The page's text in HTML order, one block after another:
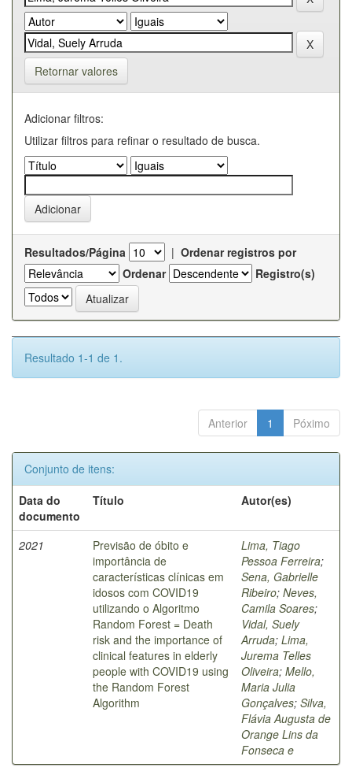
Retornar valores
Adicionar filtros:
Utilizar filtros para refinar o resultado de busca.
Resultados/Página | Ordenar registros por
Ordenar
Registro(s)
Resultado 1-1 de 1.
Anterior 1 Póximo
Conjunto de itens:
Data do
documento
Título Autor(es)
2021
Previsão de óbito e
importância de
características clínicas em
idosos com COVID19
utilizando o Algoritmo
Random Forest = Death
risk and the importance of
clinical features in elderly
people with COVID19 using
the Random Forest
Algorithm
Lima, Tiago
Pessoa Ferreira;
Sena, Gabrielle
Ribeiro; Neves,
Camila Soares;
Vidal, Suely
Arruda; Lima,
Jurema Telles
Oliveira; Mello,
Maria Julia
Gonçalves; Silva,
Flávia Augusta de
Orange Lins da
Fonseca e